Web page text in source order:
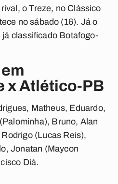
o Treze, no Clássico
no sábado (16). Já o
já classificado Botafogo-
x Atlético-PB
Matheus, Eduardo,
Bruno, Alan
(Lucas Reis),
Jonatan (Maycon
Diá.